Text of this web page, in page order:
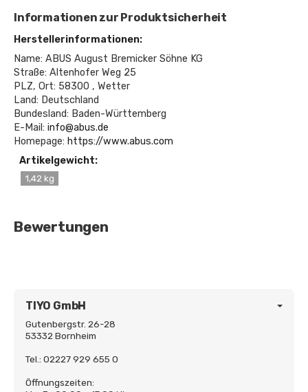
Informationen zur Produktsicherheit
Herstellerinformationen:
Name: ABUS August Bremicker Söhne KG
Straße: Altenhofer Weg 25
PLZ, Ort: 58300 , Wetter
Land: Deutschland
Bundesland: Baden-Württemberg
E-Mail: info@abus.de
Homepage: https://www.abus.com
Artikelgewicht:
1,42 kg
Bewertungen
TIYO GmbH
Gutenbergstr. 26-28
53332 Bornheim
Tel.: 02227 929 655 0
Öffnungszeiten: